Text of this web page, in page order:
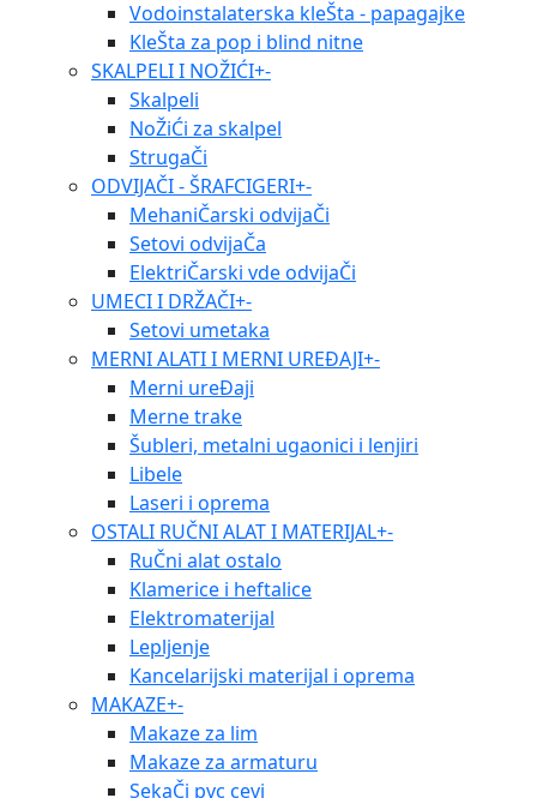
Vodoinstalaterska kleŠta - papagajke
KleŠta za pop i blind nitne
SKALPELI I NOŽIĆI+-
Skalpeli
NoŽiĆi za skalpel
StrugaČi
ODVIJAČI - ŠRAFCIGERI+-
MehaniČarski odvijaČi
Setovi odvijaČa
ElektriČarski vde odvijaČi
UMECI I DRŽAČI+-
Setovi umetaka
MERNI ALATI I MERNI UREĐAJI+-
Merni ureĐaji
Merne trake
Šubleri, metalni ugaonici i lenjiri
Libele
Laseri i oprema
OSTALI RUČNI ALAT I MATERIJAL+-
RuČni alat ostalo
Klamerice i heftalice
Elektromaterijal
Lepljenje
Kancelarijski materijal i oprema
MAKAZE+-
Makaze za lim
Makaze za armaturu
SekaČi pvc cevi